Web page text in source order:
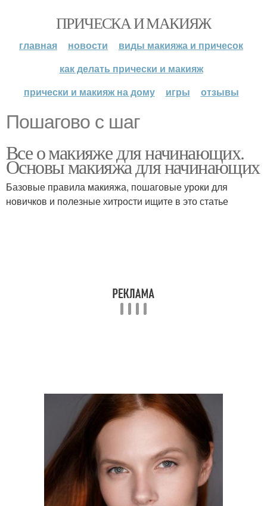
ПРИЧЕСКА И МАКИЯЖ
главная новости
виды макияжа и причесок
как делать прически и макияж
прически и макияж на дому
игры отзывы
Пошагово с шаг
Все о макияже для начинающих.
Основы макияжа для начинающих
Базовые правила макияжа, пошаговые уроки для
новичков и полезные хитрости ищите в это статье